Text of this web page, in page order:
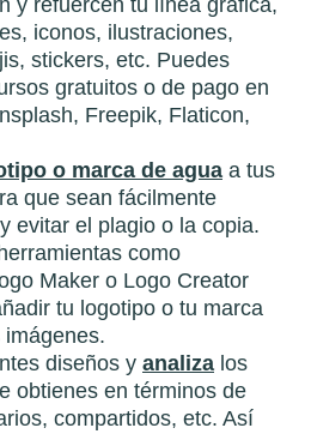
y refuercen tu línea gráfica,
iconos, ilustraciones,
stickers, etc. Puedes
gratuitos o de pago en
Freepik, Flaticon,
o marca de agua a tus
que sean fácilmente
evitar el plagio o la copia.
como
Maker o Logo Creator
tu logotipo o tu marca
diseños y analiza los
obtienes en términos de
compartidos, etc. Así